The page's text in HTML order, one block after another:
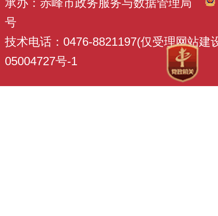
承办：赤峰市政务服务与数据管理局
号
技术电话：0476-8821197(仅受理网站建
05004727号-1